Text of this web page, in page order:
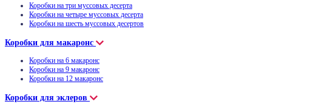
Коробки на три муссовых десерта
Коробки на четыре муссовых десерта
Коробки на шесть муссовых десертов
Коробки для макаронс
Коробки на 6 макаронс
Коробки на 9 макаронс
Коробки на 12 макаронс
Коробки для эклеров